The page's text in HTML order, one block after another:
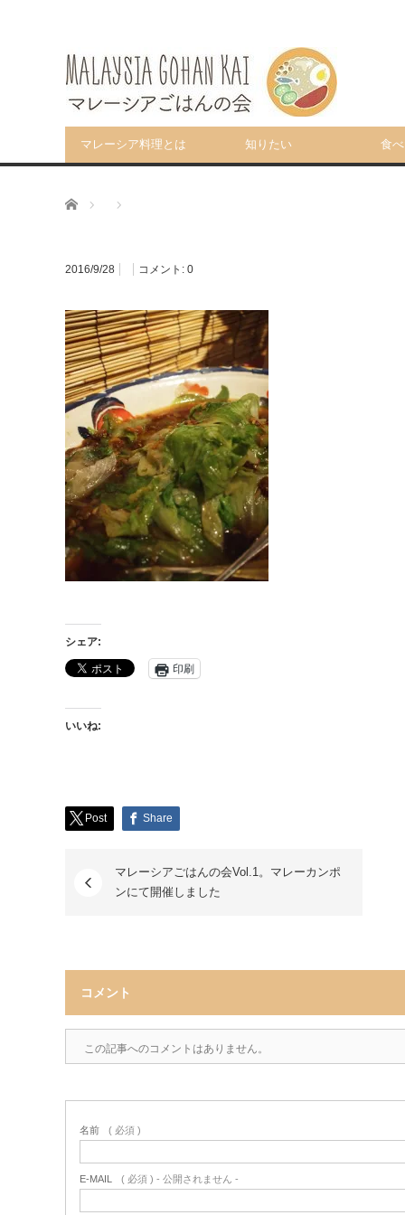
マレーシア料理とは 知りたい 食
ホーム
2016/9/28 コメント: 0
シェア:
印刷
いいね:
Post Share
マレーシアごはんの会Vol.1。マレーカンポ
ンにて開催しました
コメント
この記事へのコメントはありません。
名前 ( 必須 )
E-MAIL ( 必須 ) - 公開されません -